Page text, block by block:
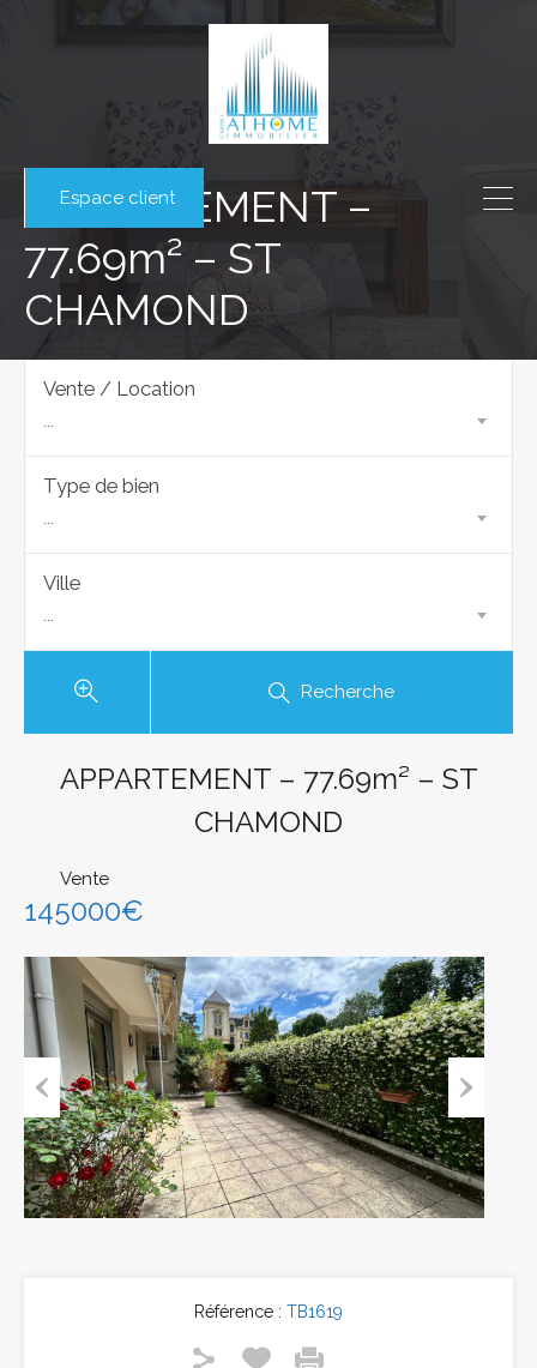
Espace client
APPARTEMENT –
77.69m² – ST
CHAMOND
Vente / Location
...
Type de bien
...
Ville
...
Recherche
APPARTEMENT – 77.69m² – ST
CHAMOND
Vente
145000€
Previous Next
Référence : TB1619